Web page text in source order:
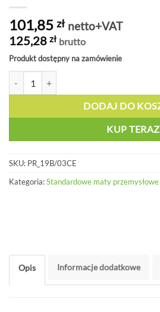
101,85 zł netto+VAT
125,28 zł brutto
Produkt dostępny na zamówienie
DODAJ DO
KUP TERAZ
SKU: PR_19B/03CE
Kategoria:Standardowe maty
Opis Informacje dodatkowe